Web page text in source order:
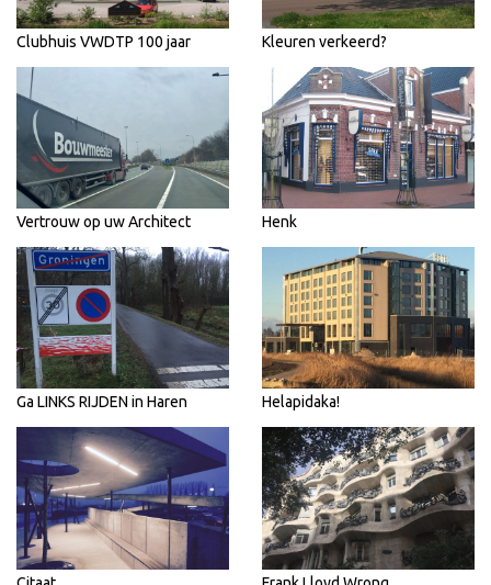
Clubhuis VWDTP 100 jaar Kleuren verkeerd?
Vertrouw op uw Architect Henk
Ga LINKS RIJDEN in Haren Helapidaka!